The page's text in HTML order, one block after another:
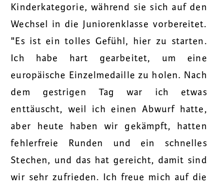
Kinderkategorie, während sie sich auf den
Wechsel in die Juniorenklasse vorbereitet.
"Es ist ein tolles Gefühl, hier zu starten.
Ich habe hart gearbeitet, um eine
europäische Einzelmedaille zu holen. Nach
dem gestrigen Tag war ich etwas
enttäuscht, weil ich einen Abwurf hatte,
aber heute haben wir gekämpft, hatten
fehlerfreie Runden und ein schnelles
Stechen, und das hat gereicht, damit sind
wir sehr zufrieden. Ich freue mich auf die